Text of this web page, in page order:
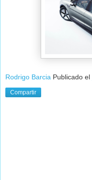
Rodrigo Barcia Publicado el
Compartir